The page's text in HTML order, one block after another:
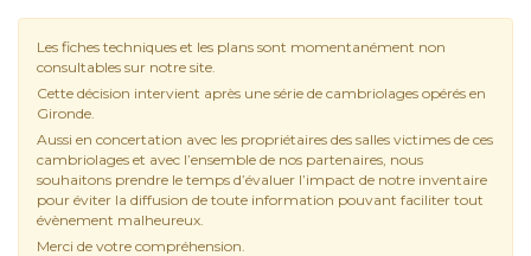
Les fiches techniques et les plans sont momentanément non
consultables sur notre site.
Cette décision intervient après une série de cambriolages opérés en
Gironde.
Aussi en concertation avec les propriétaires des salles victimes de ces
cambriolages et avec l’ensemble de nos partenaires, nous
souhaitons prendre le temps d’évaluer l’impact de notre inventaire
pour éviter la diffusion de toute information pouvant faciliter tout
évènement malheureux.
Merci de votre compréhension.